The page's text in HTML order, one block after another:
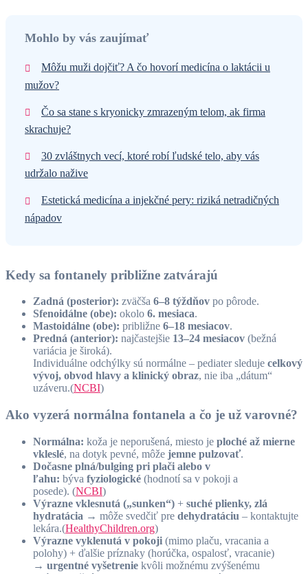
Mohlo by vás zaujímať
Môžu muži dojčiť? A čo hovorí medicína o laktácii u
mužov?
Čo sa stane s kryonicky zmrazeným telom, ak firma
skrachuje?
30 zvláštnych vecí, ktoré robí ľudské telo, aby vás
udržalo nažive
Estetická medicína a injekčné pery: riziká netradičných
nápadov
Kedy sa fontanely približne zatvárajú
Zadná (posterior): zväčša 6–8 týždňov po pôrode.
Sfenoidálne (obe): okolo 6. mesiaca.
Mastoidálne (obe): približne 6–18 mesiacov.
Predná (anterior): najčastejšie 13–24 mesiacov (bežná
variácia je široká).
Individuálne odchýlky sú normálne – pediater sleduje celkový
vývoj, obvod hlavy a klinický obraz, nie iba „dátum“
uzáveru.(NCBI)
Ako vyzerá normálna fontanela a čo je už varovné?
Normálna: koža je neporušená, miesto je ploché až mierne
vkleslé, na dotyk pevné, môže jemne pulzovať.
Dočasne plná/bulging pri plači alebo v
ľahu: býva fyziologické (hodnotí sa v pokoji a
posede). (NCBI)
Výrazne vklesnutá („sunken“) + suché plienky, zlá
hydratácia → môže svedčiť pre dehydratáciu – kontaktujte
lekára.(HealthyChildren.org)
Výrazne vyklenutá v pokoji (mimo plaču, vracania a
polohy) + ďalšie príznaky (horúčka, ospalosť, vracanie)
→ urgentné vyšetrenie kvôli možnému zvýšenému